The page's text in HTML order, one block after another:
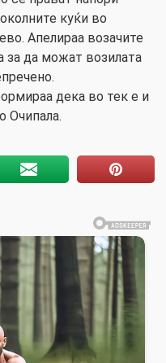
куќи во
Апелираа возачите
за да можат возилата
дека во тек е и
Очипала.